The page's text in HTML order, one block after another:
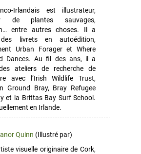
Irlandais est illustrateur,
de plantes sauvages,
entre autres choses. Il a
livrets en autoédition,
Urban Forager et Where
Dances. Au fil des ans, il a
ateliers de recherche de
avec l’Irish Wildlife Trust,
Ground Bray, Bray Refugee
et la Brittas Bay Surf School.
en Irlande.
Quinn (Illustré par)
visuelle originaire de Cork,